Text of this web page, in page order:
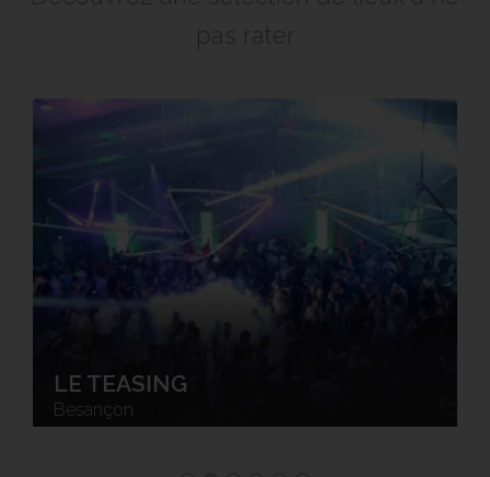
LE TROQUET
Lons-le-Saunier